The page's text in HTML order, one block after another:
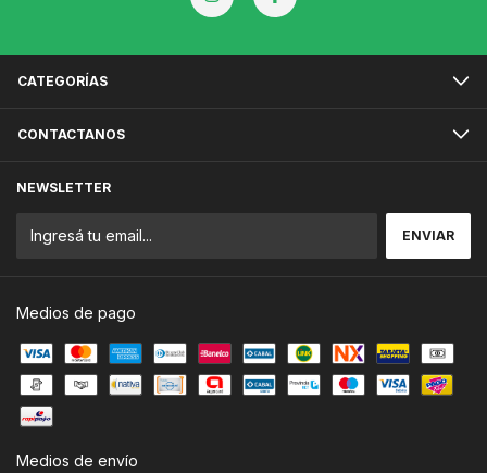
CATEGORÍAS
CONTACTANOS
NEWSLETTER
Medios de pago
Medios de envío